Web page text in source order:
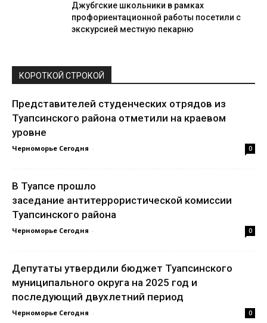
Джубгские школьники в рамках
профориентационной работы посетили с
экскурсией местную пекарню
КОРОТКОЙ СТРОКОЙ
Представителей студенческих отрядов из
Туапсинского района отметили на краевом
уровне
Черноморье Сегодня - 0
В Туапсе прошло
заседание антитеррористической комиссии
Туапсинского района
Черноморье Сегодня - 0
Депутаты утвердили бюджет Туапсинского
муниципального округа на 2025 год и
последующий двухлетний период
Черноморье Сегодня - 0